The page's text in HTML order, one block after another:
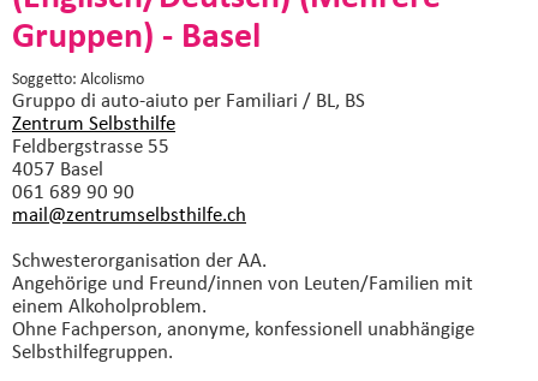
Gruppen) - Basel
Soggetto: Alcolismo
Gruppo di auto-aiuto per Familiari / BL, BS
Zentrum Selbsthilfe
Feldbergstrasse 55
4057 Basel
061 689 90 90
mail@zentrumselbsthilfe.ch
Schwesterorganisation der AA.
Angehörige und Freund/innen von Leuten/Familien mit
einem Alkoholproblem.
Ohne Fachperson, anonyme, konfessionell unabhängige
Selbsthilfegruppen.